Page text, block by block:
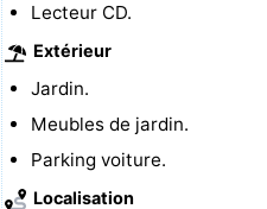
Lecteur CD.
Extérieur
Jardin.
Meubles de jardin.
Parking voiture.
Localisation